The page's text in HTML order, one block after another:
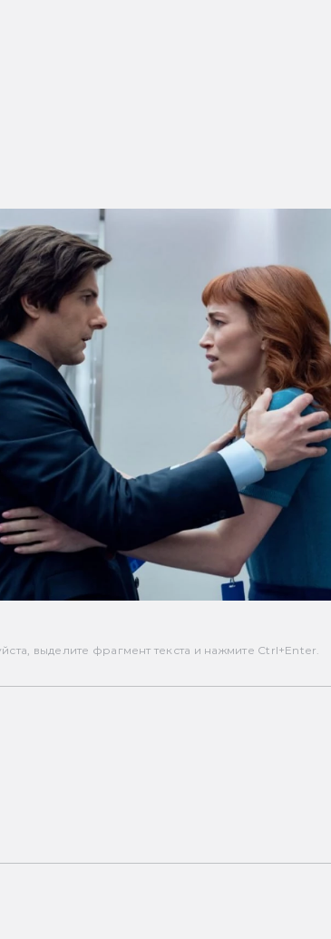
выделите фрагмент текста и нажмите Ctrl+Enter.